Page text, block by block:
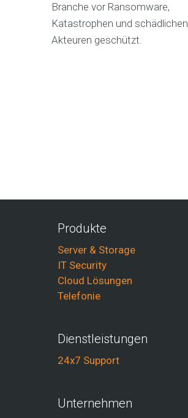
Branche vor Ransomware,
Katastrophen und schädlichen
Akteuren geschützt.
Produkte
Server & Storage
IT Security
Cloud Lösungen
Telefonie
Dienstleistungen
24x7 Support
Unternehmen